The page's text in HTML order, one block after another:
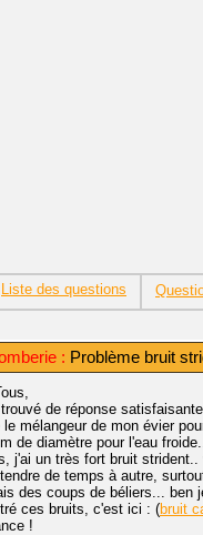
Liste des questions
: Problème bruit
de réponse
le mélangeur de mon évier
de diamètre pour l'eau
j'ai un très fort bruit
de temps à autre,
des coups de béliers... ben
ces bruits, c'est ici : (bruit
!